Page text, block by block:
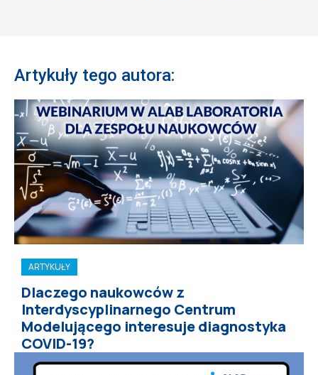
Artykuły tego autora:
ARTYKUŁY
Dlaczego naukowców z
Interdyscyplinarnego Centrum
Modelującego interesuje diagnostyka
COVID-19?